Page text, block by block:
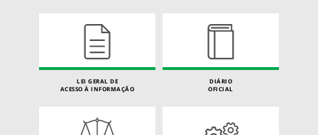
LEI GERAL DE
ACESSO À INFORMAÇÃO
DIÁRIO
OFICIAL